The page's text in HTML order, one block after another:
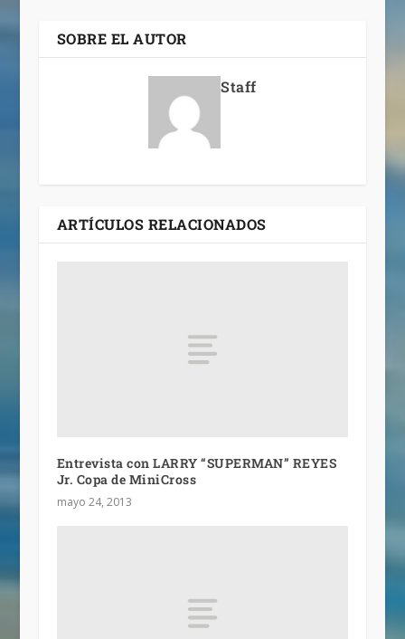
SOBRE EL AUTOR
Staff
ARTÍCULOS RELACIONADOS
Entrevista con LARRY “SUPERMAN” REYES
Jr. Copa de MiniCross
mayo 24, 2013